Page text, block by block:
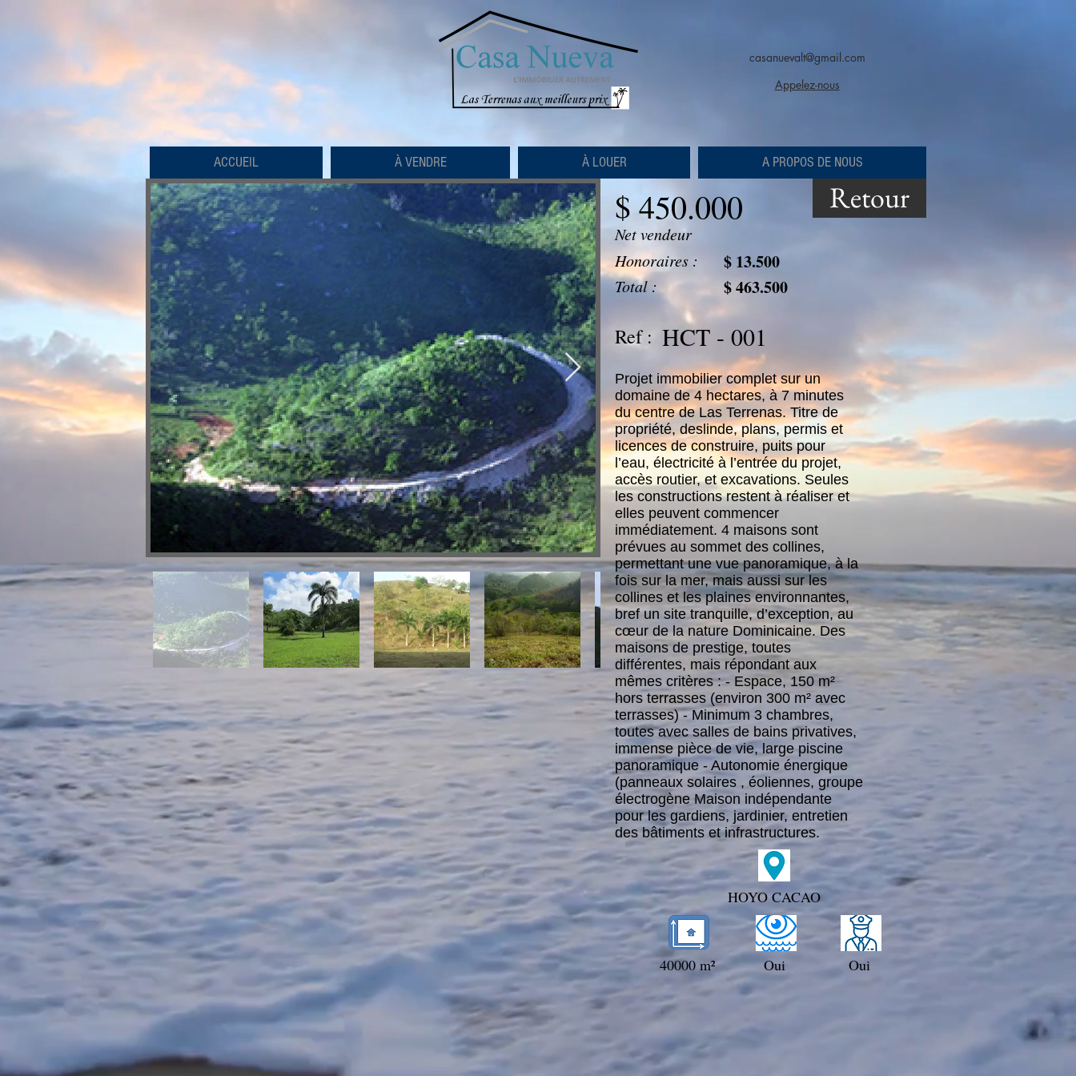
casanuevalt@gmail.com
Appelez-nous
ACCUEIL À VENDRE À LOUER A PROPOS DE NOUS
$ 450.000
Net vendeur
Retour
Honoraires :
Total :
$ 13.500
$ 463.500
Ref : HCT - 001
Projet immobilier complet sur un
domaine de 4 hectares, à 7 minutes
du centre de Las Terrenas. Titre de
propriété, deslinde, plans, permis et
licences de construire, puits pour
l’eau, électricité à l’entrée du projet,
accès routier, et excavations. Seules
les constructions restent à réaliser et
elles peuvent commencer
immédiatement. 4 maisons sont
prévues au sommet des collines,
permettant une vue panoramique, à la
fois sur la mer, mais aussi sur les
collines et les plaines environnantes,
bref un site tranquille, d’exception, au
cœur de la nature Dominicaine. Des
maisons de prestige, toutes
différentes, mais répondant aux
mêmes critères : - Espace, 150 m²
hors terrasses (environ 300 m² avec
terrasses) - Minimum 3 chambres,
toutes avec salles de bains privatives,
immense pièce de vie, large piscine
panoramique - Autonomie énergique
(panneaux solaires , éoliennes, groupe
électrogène Maison indépendante
pour les gardiens, jardinier, entretien
des bâtiments et infrastructures.
HOYO CACAO
40000 m² Oui Oui